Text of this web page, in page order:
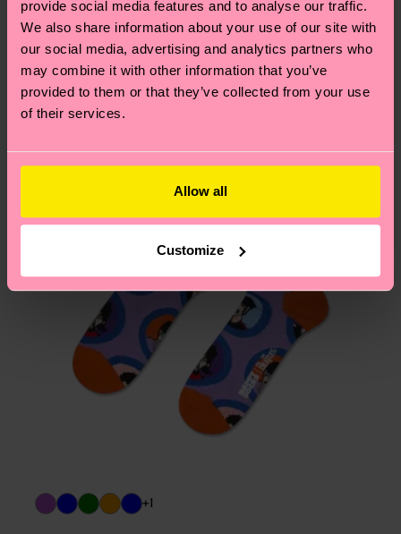
provide social media features and to analyse our traffic.
We also share information about your use of our site with
our social media, advertising and analytics partners who
may combine it with other information that you’ve
provided to them or that they’ve collected from your use
of their services.
Allow all
Customize
un’occhiata alla nostra
pagina sulla sostenibilità!
locali.
Hai domande sui resi? Visita la nostra pagina Resi
per trovare le risposte alle domande più comuni.
Secondo noi, ti piaceràPattern simili
Special Edition
+1